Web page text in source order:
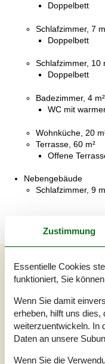
Doppelbett
Schlafzimmer, 7
Doppelbett
Schlafzimmer, 10
Doppelbett
Badezimmer, 4 m²
WC mit
Wohnküche, 20
Terrasse, 60 m²
Offene
Nebengebäude
Schlafzimmer, 9
Unsere
Unsere
Zustimmung
Essentielle Cookies
funktioniert, Sie
Wenn Sie damit
erheben, hilft uns
weiterzuentwickeln. In
Daten an unsere
Wenn Sie die